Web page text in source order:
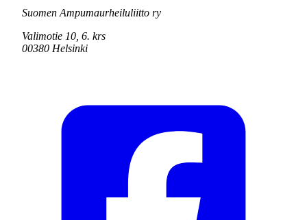
Suomen Ampumaurheiluliitto ry
Valimotie 10, 6. krs
00380 Helsinki